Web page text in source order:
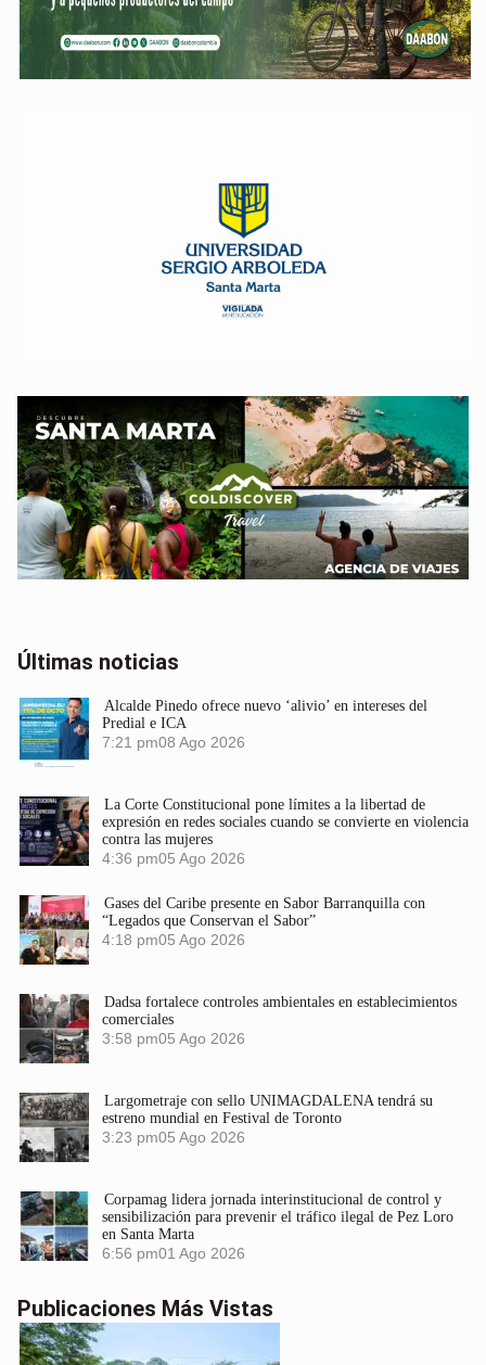
Últimas noticias
Alcalde Pinedo ofrece nuevo ‘alivio’ en intereses del
Predial e ICA
7:21 pm08 Ago 2026
La Corte Constitucional pone límites a la libertad de
expresión en redes sociales cuando se convierte en violencia
contra las mujeres
4:36 pm05 Ago 2026
Gases del Caribe presente en Sabor Barranquilla con
“Legados que Conservan el Sabor”
4:18 pm05 Ago 2026
Dadsa fortalece controles ambientales en establecimientos
comerciales
3:58 pm05 Ago 2026
Largometraje con sello UNIMAGDALENA tendrá su
estreno mundial en Festival de Toronto
3:23 pm05 Ago 2026
Corpamag lidera jornada interinstitucional de control y
sensibilización para prevenir el tráfico ilegal de Pez Loro
en Santa Marta
6:56 pm01 Ago 2026
Publicaciones Más Vistas